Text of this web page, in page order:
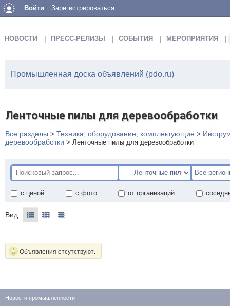
Войти Зарегистрироваться
НОВОСТИ ПРЕСС-РЕЛИЗЫ СОБЫТИЯ МЕРОПРИЯТИЯ
Промышленная доска объявлений (pdo.ru)
Ленточные пилы для деревообработки
Все разделы > Техника, оборудование, комплектующие >
деревообработки > Ленточные пилы для деревообработки
с ценой с фото от организаций
Вид:
Объявления отсутствуют.
Новости промышленности